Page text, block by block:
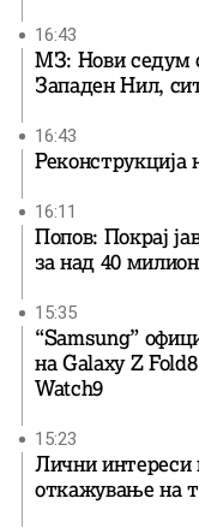
16:43
МЗ: Нови седум
Западен Нил,
16:43
Реконструкција
16:11
Попов: Покрај
за над 40
15:35
“Samsung”
на Galaxy Z
Watch9
15:23
Лични интереси
откажување на